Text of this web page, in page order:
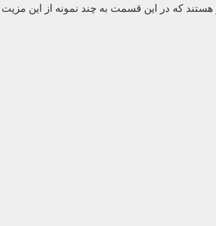
که در این قسمت به چند نمونه از این مزیت